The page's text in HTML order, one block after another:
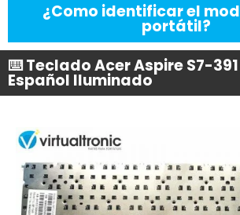
¿Como identificar el
portátil?
⌨️ Teclado Acer Aspire S7-
Español Iluminado